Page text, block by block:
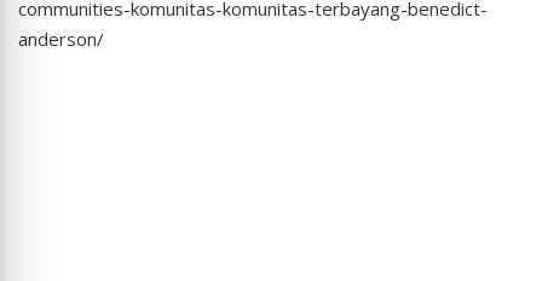
communities-komunitas-komunitas-terbayang-benedict-
anderson/